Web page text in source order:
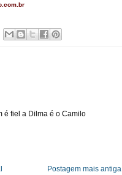
é fiel a Dilma é o Camilo
Postagem mais antiga